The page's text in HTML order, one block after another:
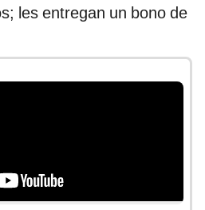
les entregan un bono de